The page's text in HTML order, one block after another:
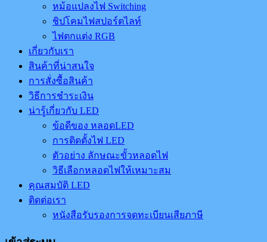
หม้อแปลงไฟ Switching
ชิปโคมไฟสปอร์ตไลท์
ไฟตกแต่ง RGB
เกี่ยวกับเรา
สินค้าที่น่าสนใจ
การสั่งซื้อสินค้า
วิธีการชำระเงิน
น่ารู้เกี่ยวกับ LED
ข้อดีของ หลอดLED
การติดตั้งไฟ LED
ตัวอย่าง ลักษณะขั้วหลอดไฟ
วิธีเลือกหลอดไฟให้เหมาะสม
คุณสมบัติ LED
ติดต่อเรา
หนังสือรับรองการจดทะเบียนเสียภาษี